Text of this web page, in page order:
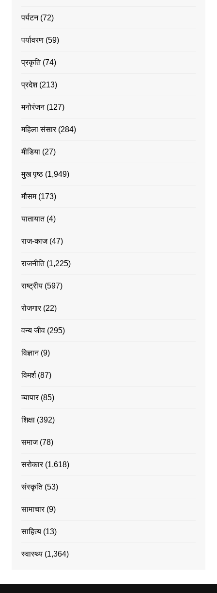
पर्यटन(72)
पर्यावरण(59)
प्रकृति(74)
प्रदेश(213)
मनोरंजन(127)
महिला संसार(284)
मीडिया(27)
मुख पृष्ठ(1,949)
मौसम(173)
यातायात(4)
राज-काज(47)
राजनीति(1,225)
राष्ट्रीय(597)
रोजगार(22)
वन्य जीव(295)
विज्ञान(9)
विमर्श(87)
व्यापार(85)
शिक्षा(392)
समाज(78)
सरोकार(1,618)
संस्कृति(53)
सामाचार(9)
साहित्य(13)
स्वास्थ्य(1,364)